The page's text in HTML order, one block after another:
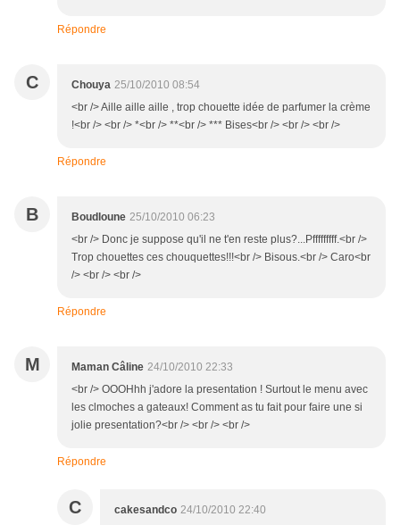
Répondre
C Chouya 25/10/2010 08:54
<br /> Aille aille aille , trop chouette idée de parfumer la crème
!<br /> <br /> *<br /> **<br /> *** Bises<br /> <br /> <br />
Répondre
B Boudloune 25/10/2010 06:23
<br /> Donc je suppose qu'il ne t'en reste plus?...Pfffffffff.<br />
Trop chouettes ces chouquettes!!!<br /> Bisous.<br /> Caro<br
/> <br /> <br />
Répondre
M Maman Câline 24/10/2010 22:33
<br /> OOOHhh j'adore la presentation ! Surtout le menu avec
les clmoches a gateaux! Comment as tu fait pour faire une si
jolie presentation?<br /> <br /> <br />
Répondre
C cakesandco 24/10/2010 22:40